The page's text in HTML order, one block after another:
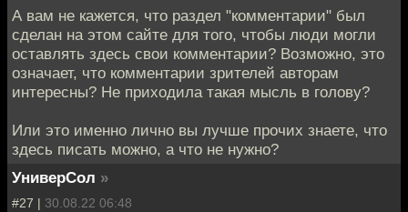
А вам не кажется, что раздел "комментарии" был
сделан на этом сайте для того, чтобы люди могли
оставлять здесь свои комментарии? Возможно, это
означает, что комментарии зрителей авторам
интересны? Не приходила такая мысль в голову?
Или это именно лично вы лучше прочих знаете, что
здесь писать можно, а что не нужно?
УниверСол »
#27 | 30.08.22 06:48